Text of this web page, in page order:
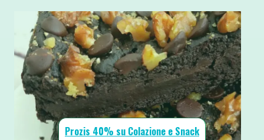
Prozis 40% su Colazione e Snack